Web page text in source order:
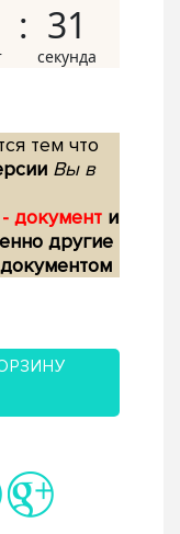
30
тем что
Вы в
документ и
другие